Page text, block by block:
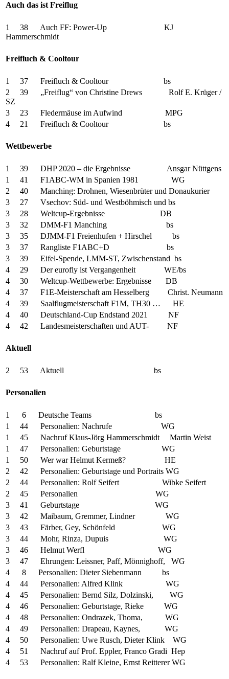
Auch das ist Freiflug
1 38 Auch FF: Power-Up KJ
Hammerschmidt
Freifluch & Cooltour
1 37 Freifluch & Cooltour bs
2 39 „Freiflug“ von Christine Drews Rolf E. Krüger /
SZ
3 23 Fledermäuse im Aufwind MPG
4 21 Freifluch & Cooltour bs
Wettbewerbe
1 39 DHP 2020 – die Ergebnisse Ansgar Nüttgens
1 41 F1ABC-WM in Spanien 1981 WG
2 40 Manching: Drohnen, Wiesenbrüter und Donaukurier
3 27 Vsechov: Süd- und Westböhmisch und bs
3 28 Weltcup-Ergebnisse DB
3 32 DMM-F1 Manching bs
3 35 DJMM-F1 Freienhufen + Hirschel bs
3 37 Rangliste F1ABC+D bs
3 39 Eifel-Spende, LMM-ST, Zwischenstand bs
4 29 Der eurofly ist Vergangenheit WE/bs
4 30 Weltcup-Wettbewerbe: Ergebnisse DB
4 37 F1E-Meisterschaft am Hesselberg Christ. Neumann
4 39 Saalflugmeisterschaft F1M, TH30 … HE
4 40 Deutschland-Cup Endstand 2021 NF
4 42 Landesmeisterschaften und AUT- NF
Aktuell
2 53 Aktuell bs
Personalien
1 6 Deutsche Teams bs
1 44 Personalien: Nachrufe WG
1 45 Nachruf Klaus-Jörg Hammerschmidt Martin Weist
1 47 Personalien: Geburtstage WG
1 50 Wer war Helmut Kermeß? HE
2 42 Personalien: Geburtstage und Portraits WG
2 44 Personalien: Rolf Seifert Wibke Seifert
2 45 Personalien WG
3 41 Geburtstage WG
3 42 Maibaum, Gremmer, Lindner WG
3 43 Färber, Gey, Schönfeld WG
3 44 Mohr, Rinza, Dupuis WG
3 46 Helmut Werfl WG
3 47 Ehrungen: Leissner, Paff, Mönnighoff, WG
4 8 Personalien: Dieter Siebenmann bs
4 44 Personalien: Alfred Klink WG
4 45 Personalien: Bernd Silz, Dolzinski, WG
4 46 Personalien: Geburtstage, Rieke WG
4 48 Personalien: Ondrazek, Thoma, WG
4 49 Personalien: Drapeau, Kaynes, WG
4 50 Personalien: Uwe Rusch, Dieter Klink WG
4 51 Nachruf auf Prof. Eppler, Franco Gradi Hep
4 53 Personalien: Ralf Kleine, Ernst Reitterer WG